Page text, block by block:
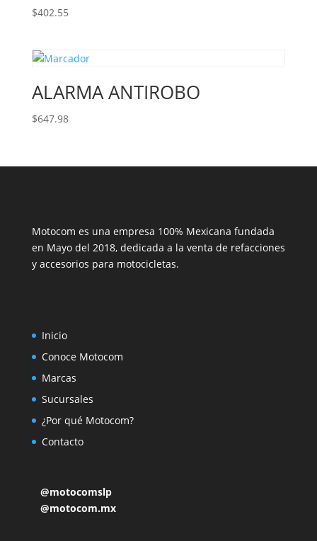
$402.55
ALARMA ANTIROBO
$647.98
Motocom es una empresa 100% Mexicana fundada
en Mayo del 2018, dedicada a la venta de refacciones
y accesorios para motocicletas.
Inicio
Conoce Motocom
Marcas
Sucursales
¿Por qué Motocom?
Contacto
@motocomslp
@motocom.mx